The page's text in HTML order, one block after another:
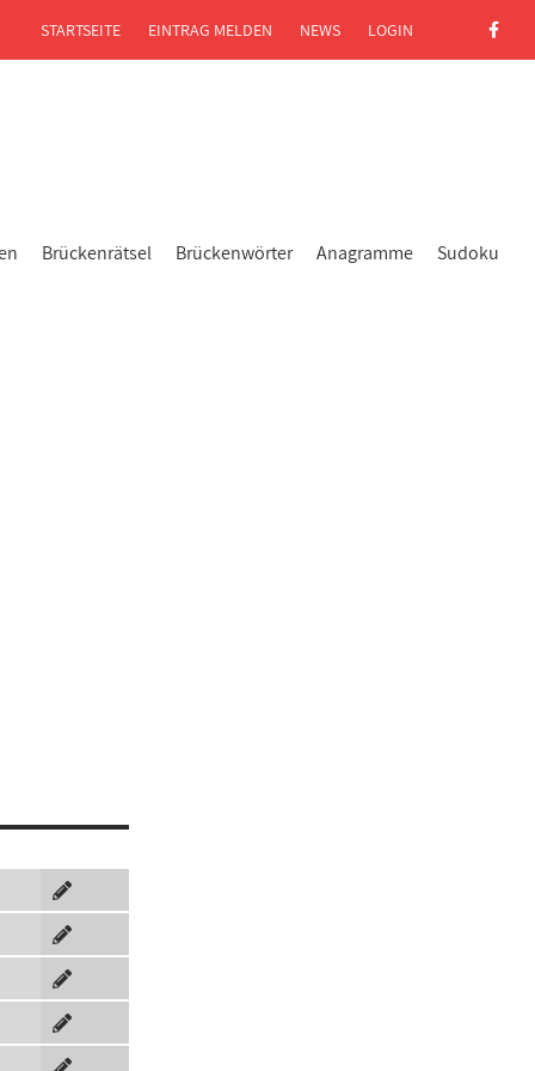
Brückenrätsel Brückenwörter Anagramme Sudoku
STARTSEITE EINTRAG MELDEN NEWS LOGIN